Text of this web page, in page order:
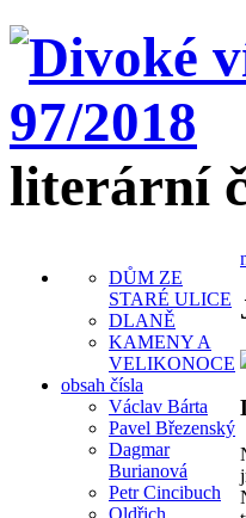
literární
DŮM ZE
STARÉ ULICE
DLANĚ
KAMENY A
VELIKONOCE
obsah čísla
Václav Bárta
Pavel Březenský
Dagmar
Burianová
Petr Cincibuch
Oldřich